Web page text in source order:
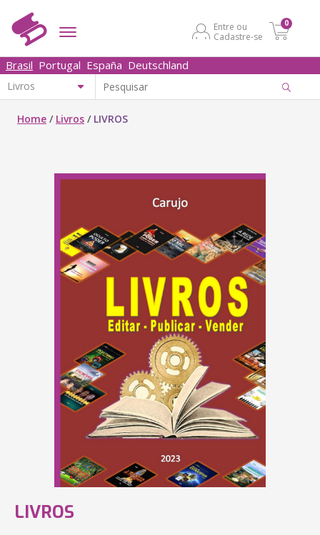
Entre ou
Cadastre-se
0
Brasil Portugal España Deutschland
Home / Livros / LIVROS
LIVROS